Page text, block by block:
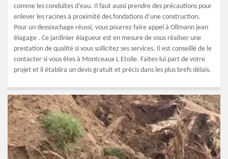
comme les conduites d’eau. Il faut aussi prendre des précautions pour
enlever les racines à proximité des fondations d’une construction.
Pour un dessouchage réussi, vous pourrez faire appel à Ollmann jean
élagage . Ce jardinier élagueur est en mesure de vous réaliser une
prestation de qualité si vous sollicitez ses services. Il est conseillé de le
contacter si vous êtes à Montceaux L Etoile. Faites-lui part de votre
projet et il établira un devis gratuit et précis dans les plus brefs délais.